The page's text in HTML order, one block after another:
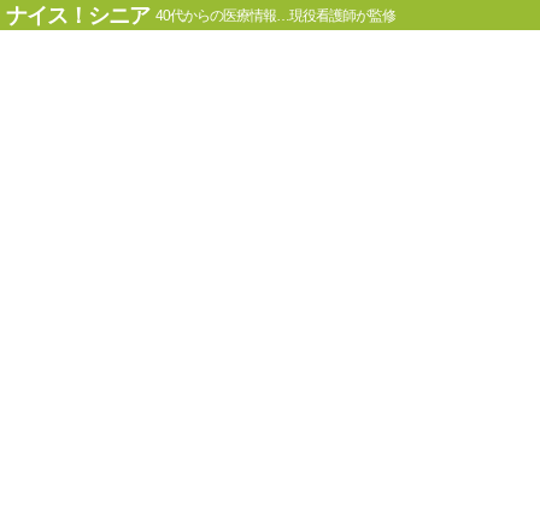
ナイス！シニア 40代からの医療情報…現役看護師が監修